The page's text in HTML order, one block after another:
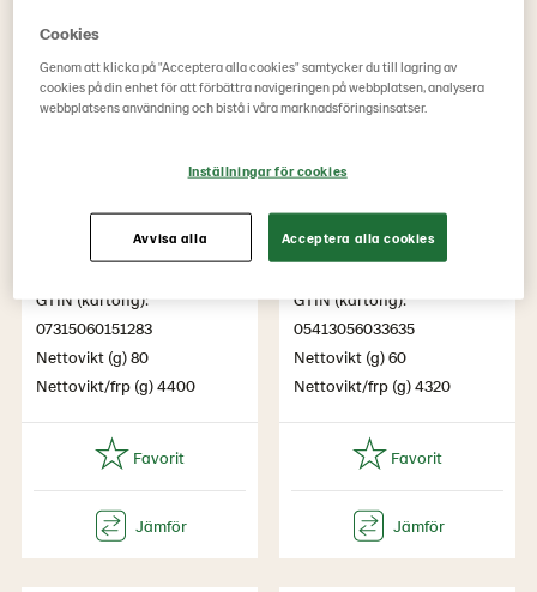
Chokladtwist
GTIN (kartong):
07315060151283
Nettovikt (g) 80
Nettovikt/frp (g) 4400
Croissanter
GTIN (kartong):
05413056033635
Nettovikt (g) 60
Nettovikt/frp (g) 4320
Cookies
Genom att klicka på "Acceptera alla cookies" samtycker du till lagring av
cookies på din enhet för att förbättra navigeringen på webbplatsen, analysera
webbplatsens användning och bistå i våra marknadsföringsinsatser.
Inställningar för cookies
Avvisa alla Acceptera alla cookies